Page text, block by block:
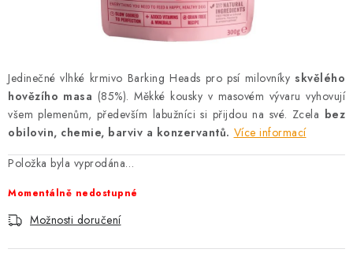
HODNOCENÍ OBCHODU
DOPRAVA PO OSTRAVĚ, HLUČÍNĚ A OKOLÍ
Kontakt Možnosti dopravy
Hodnocení obchodu
Jedinečné vlhké krmivo Barking Heads pro psí milovníky skvělého
hovězího masa (85%). Měkké kousky v masovém vývaru vyhovují
všem plemenům, především labužníci si přijdou na své. Zcela bez
obilovin, chemie, barviv a konzervantů. Více informací
Položka byla vyprodána…
Momentálně nedostupné
Možnosti doručení